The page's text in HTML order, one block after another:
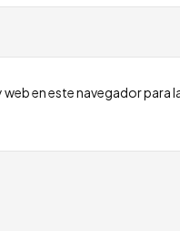
en este navegador para